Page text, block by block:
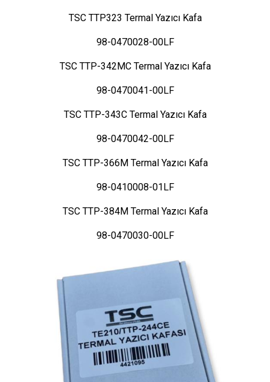
TSC TTP323 Termal Yazıcı Kafa
98-0470028-00LF
TSC TTP-342MC Termal Yazıcı Kafa
98-0470041-00LF
TSC TTP-343C Termal Yazıcı Kafa
98-0470042-00LF
TSC TTP-366M Termal Yazıcı Kafa
98-0410008-01LF
TSC TTP-384M Termal Yazıcı Kafa
98-0470030-00LF